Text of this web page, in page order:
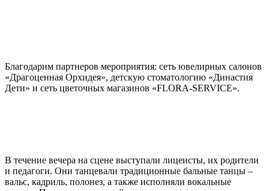
Благодарим партнеров мероприятия: сеть ювелирных салонов
«Драгоценная Орхидея», детскую стоматологию «Династия
Дети» и сеть цветочных магазинов «FLORA-SERVICE».
В течение вечера на сцене выступали лицеисты, их родители
и педагоги. Они танцевали традиционные бальные танцы –
вальс, кадриль, полонез, а также исполняли вокальные